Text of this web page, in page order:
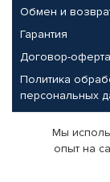
Обмен и
Гарантия
Договор-оферта
Политика
персональных
Партнерам
Корпоративным
Мы
опыт на